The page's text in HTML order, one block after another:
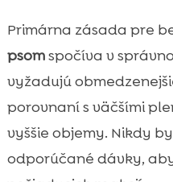
Primárna zásada pre
psomspočíva v
vyžadujú
porovnaní s väčšími
vyššie objemy. Nikdy
odporúčané dávky,